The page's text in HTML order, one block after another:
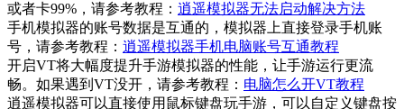
或者卡99%，请参考教程： 逍遥模拟器无法启动解决方法
手机模拟器的账号数据是互通的，模拟器上直接登录手机账
号，请参考教程： 逍遥模拟器手机电脑账号互通教程
开启VT将大幅度提升手游模拟器的性能，让手游运行更流
畅。如果遇到VT没开，请参考教程： 电脑怎么开VT教程
逍遥模拟器可以直接使用鼠标键盘玩手游，可以自定义键盘按